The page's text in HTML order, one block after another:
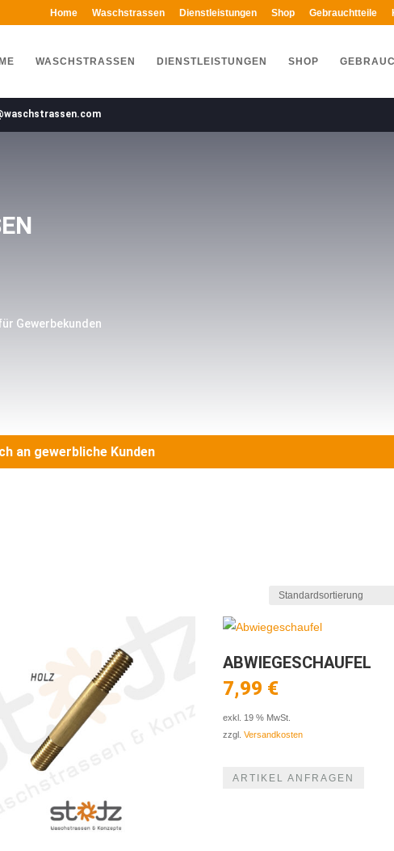
Home Waschstrassen Dienstleistungen Shop Gebrauchtteile
WASCHSTRASSEN DIENSTLEISTUNGEN SHOP
Gewerbekunden
an gewerbliche Kunden
ABWIEGESCHAUFEL
7,99 €
exkl. 19 % MwSt.
zzgl. Versandkosten
ARTIKEL ANFRAGEN